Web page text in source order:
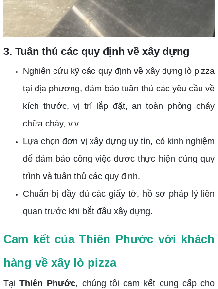
3. Tuân thủ các quy định về xây dựng
Nghiên cứu kỹ các quy định về xây dựng lò pizza
tại địa phương, đảm bảo tuân thủ các yêu cầu về
kích thước, vị trí lắp đặt, an toàn phòng cháy
chữa cháy, v.v.
Lựa chọn đơn vị xây dựng uy tín, có kinh nghiệm
để đảm bảo công việc được thực hiện đúng quy
trình và tuân thủ các quy định.
Chuẩn bị đầy đủ các giấy tờ, hồ sơ pháp lý liên
quan trước khi bắt đầu xây dựng.
Cam kết của Thiên Phước với khách
hàng về xây lò pizza
TạiThiên Phước, chúng tôi cam kết cung cấp cho